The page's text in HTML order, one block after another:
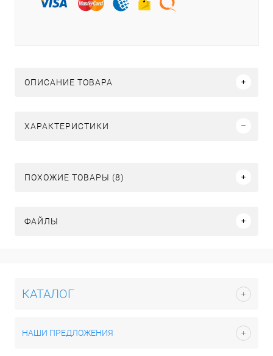
ОПИСАНИЕ ТОВАРА
ХАРАКТЕРИСТИКИ
ПОХОЖИЕ ТОВАРЫ (8)
ФАЙЛЫ
КАТАЛОГ
НАШИ ПРЕДЛОЖЕНИЯ